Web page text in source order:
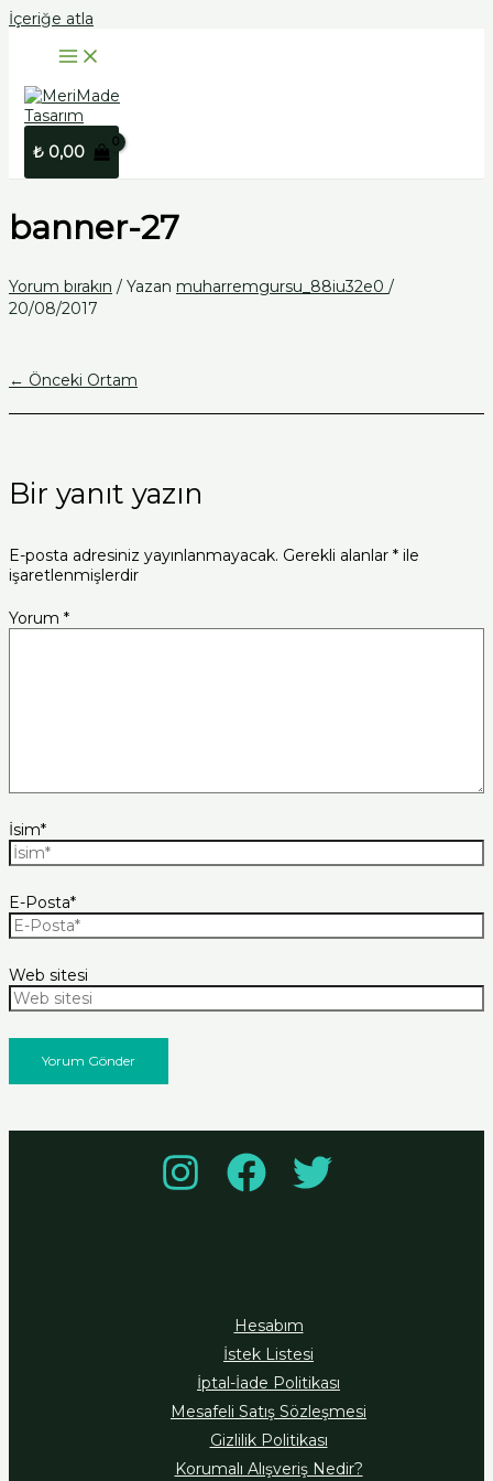
İçeriğe atla
₺0,00
banner-27
Yorum bırakın / Yazan muharremgursu_88iu32e0 /
20/08/2017
← Önceki Ortam
Bir yanıt yazın
E-posta adresiniz yayınlanmayacak. Gerekli alanlar * ile
işaretlenmişlerdir
Yorum *
İsim*
E-Posta*
Web sitesi
Hesabım
İstek Listesi
İptal-İade Politikası
Mesafeli Satış Sözleşmesi
Gizlilik Politikası
Korumalı Alışveriş Nedir?